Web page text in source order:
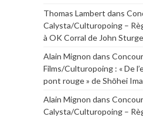
Thomas Lambert dans
Calysta/Culturopoing –
à OK Corral de John
Alain Mignon dans
Films/Culturopoing : « De
pont rouge » de Shōhei
Alain Mignon dans
Calysta/Culturopoing –